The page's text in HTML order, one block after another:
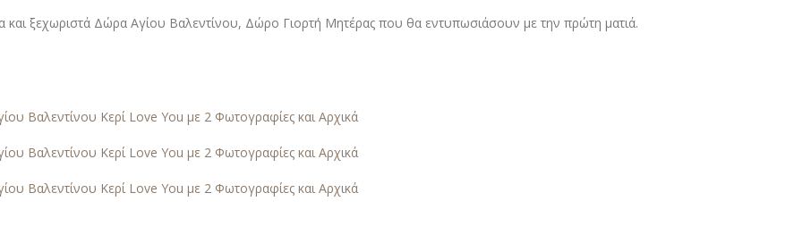
και ξεχωριστά Δώρα Αγίου Βαλεντίνου, Δώρο Γιορτή Μητέρας που θα εντυπωσιάσουν με την πρώτη ματιά.